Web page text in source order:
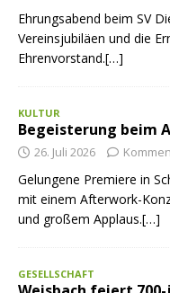
Ehrungsabend beim SV
Vereinsjubiläen und die
Ehrenvorstand.[…]
KULTUR
Begeisterung beim
26. Juli 2026
Gelungene Premiere in
mit einem Afterwork-
und großem Applaus.[…]
GESELLSCHAFT